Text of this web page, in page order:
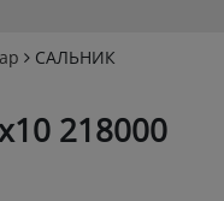
САЛЬНИК
218000